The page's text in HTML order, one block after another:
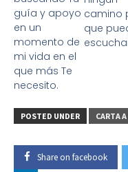
guía y apoyo
en un
momento de
mi vida en el
que más Te
necesito.
camino
que
POSTED UNDER CARTA
Share on facebook